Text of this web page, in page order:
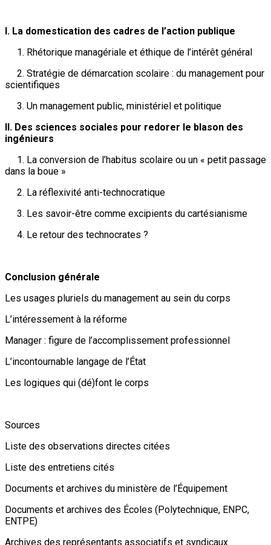
I. La domestication des cadres de l’action publique
1. Rhétorique managériale et éthique de l’intérêt général
2. Stratégie de démarcation scolaire : du management pour
scientifiques
3. Un management public, ministériel et politique
II. Des sciences sociales pour redorer le blason des
ingénieurs
1. La conversion de l’habitus scolaire ou un « petit passage
dans la boue »
2. La réflexivité anti-technocratique
3. Les savoir-être comme excipients du cartésianisme
4. Le retour des technocrates ?
Conclusion générale
Les usages pluriels du management au sein du corps
L’intéressement à la réforme
Manager : figure de l’accomplissement professionnel
L’incontournable langage de l’État
Les logiques qui (dé)font le corps
Sources
Liste des observations directes citées
Liste des entretiens cités
Documents et archives du ministère de l’Équipement
Documents et archives des Écoles (Polytechnique, ENPC,
ENTPE)
Archives des représentants associatifs et syndicaux